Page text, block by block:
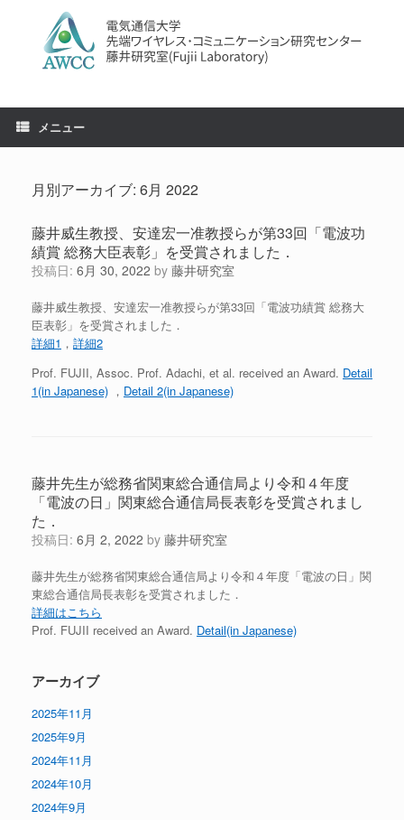
ス
ッ
メニュー
月別アーカイブ: 6月 2022
藤井威生教授、安達宏一准教授らが第33回「電波功
績賞 総務大臣表彰」を受賞されました．
投稿日: 6月 30, 2022 by 藤井研究室
藤井威生教授、安達宏一准教授らが第33回「電波功績賞 総務大
臣表彰」を受賞されました．
詳細1 ， 詳細2
Prof. FUJII, Assoc. Prof. Adachi, et al. received an Award. Detail
1(in Japanese) ， Detail 2(in Japanese)
藤井先生が総務省関東総合通信局より令和４年度
「電波の日」関東総合通信局長表彰を受賞されまし
た．
投稿日: 6月 2, 2022 by 藤井研究室
藤井先生が総務省関東総合通信局より令和４年度「電波の日」関
東総合通信局長表彰を受賞されました．
詳細はこちら
Prof. FUJII received an Award. Detail(in Japanese)
アーカイブ
2025年11月
2025年9月
2024年11月
2024年10月
2024年9月